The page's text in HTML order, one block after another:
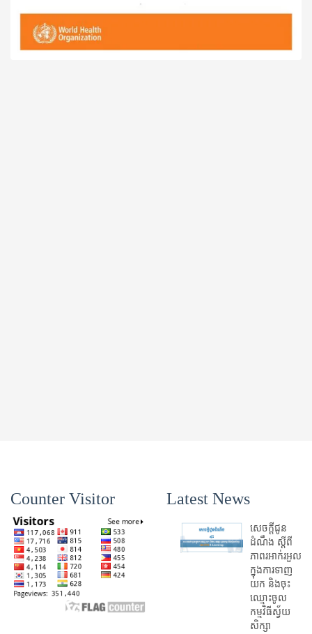
Counter Visitor Latest News
សេចក្តីជូន
ដំណឹង ស្តី​ពី
ភាព​រអាក់រអួល​
ក្នុងការ​ទាញ​
យក និង​ចុះ​
ឈ្មោះ​ចូល​
កម្មវិធី​ស្វ័យ
សិក្សា